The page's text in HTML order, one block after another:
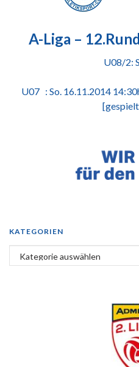
A-Liga –
U08/2:
U07 : So. 16.11.2014
KATEGORIEN
Kategorien